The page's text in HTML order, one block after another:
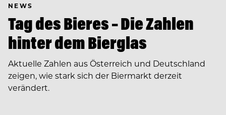
NEWS
Tag des Bieres – Die Zahlen
hinter dem Bierglas
Aktuelle Zahlen aus Österreich und Deutschland
zeigen, wie stark sich der Biermarkt derzeit
verändert.